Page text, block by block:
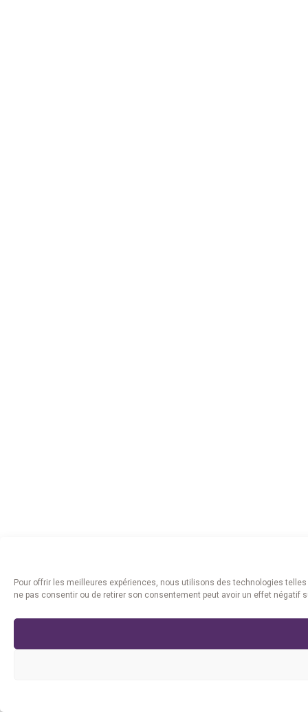
Pour offrir les meilleures expériences, nous utilisons des technologies
ne pas consentir ou de retirer son consentement peut avoir un effet